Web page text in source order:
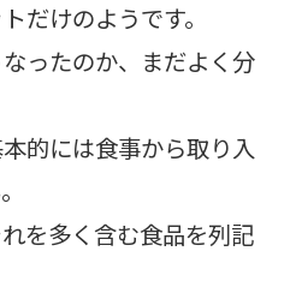
だけのようです。
ったのか、まだよく分
的には食事から取り入
を多く含む食品を列記